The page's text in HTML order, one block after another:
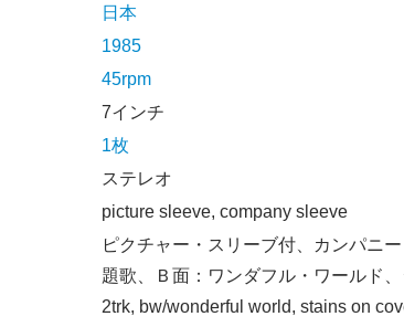
日本
1985
45rpm
7インチ
1枚
ステレオ
picture sleeve, company sleeve
ピクチャー・スリーブ付、カンパニ
題歌、Ｂ面：ワンダフル・ワールド
2trk, bw/wonderful world, stains on